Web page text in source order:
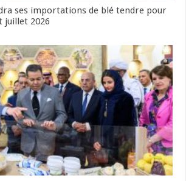
ses importations de blé tendre pour
juillet 2026